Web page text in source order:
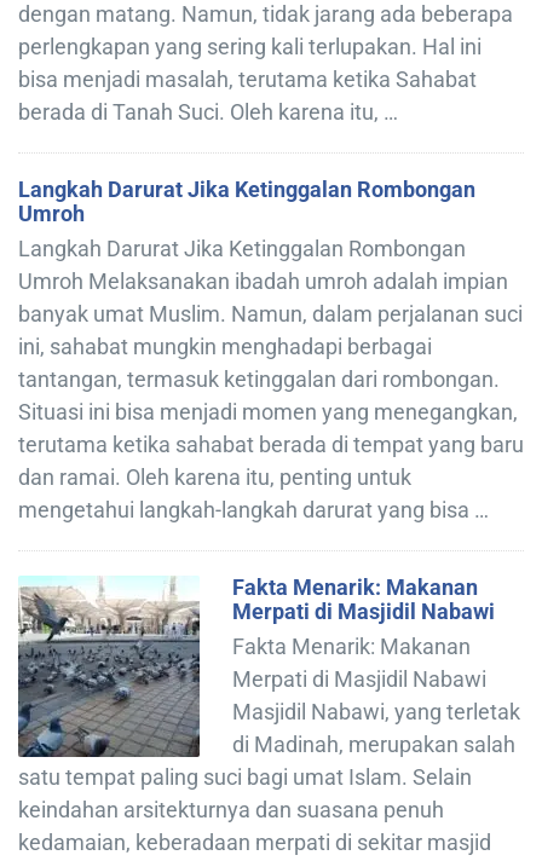
dengan matang. Namun, tidak jarang ada beberapa
perlengkapan yang sering kali terlupakan. Hal ini
bisa menjadi masalah, terutama ketika Sahabat
berada di Tanah Suci. Oleh karena itu, …
Langkah Darurat Jika Ketinggalan Rombongan
Umroh
Langkah Darurat Jika Ketinggalan Rombongan
Umroh Melaksanakan ibadah umroh adalah impian
banyak umat Muslim. Namun, dalam perjalanan suci
ini, sahabat mungkin menghadapi berbagai
tantangan, termasuk ketinggalan dari rombongan.
Situasi ini bisa menjadi momen yang menegangkan,
terutama ketika sahabat berada di tempat yang baru
dan ramai. Oleh karena itu, penting untuk
mengetahui langkah-langkah darurat yang bisa …
Fakta Menarik: Makanan
Merpati di Masjidil Nabawi
Fakta Menarik: Makanan
Merpati di Masjidil Nabawi
Masjidil Nabawi, yang terletak
di Madinah, merupakan salah
satu tempat paling suci bagi umat Islam. Selain
keindahan arsitekturnya dan suasana penuh
kedamaian, keberadaan merpati di sekitar masjid